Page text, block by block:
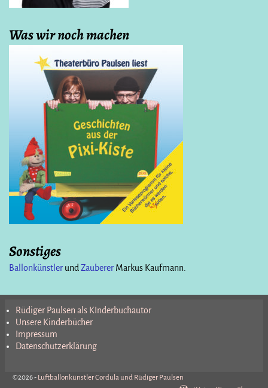
Was wir noch machen
Sonstiges
Ballonkünstler und Zauberer Markus Kaufmann.
Rüdiger Paulsen als KInderbuchautor
Unsere Kinderbücher
Impressum
Datenschutzerklärung
©2026 - Luftballonkünstler Cordula und Rüdiger Paulsen